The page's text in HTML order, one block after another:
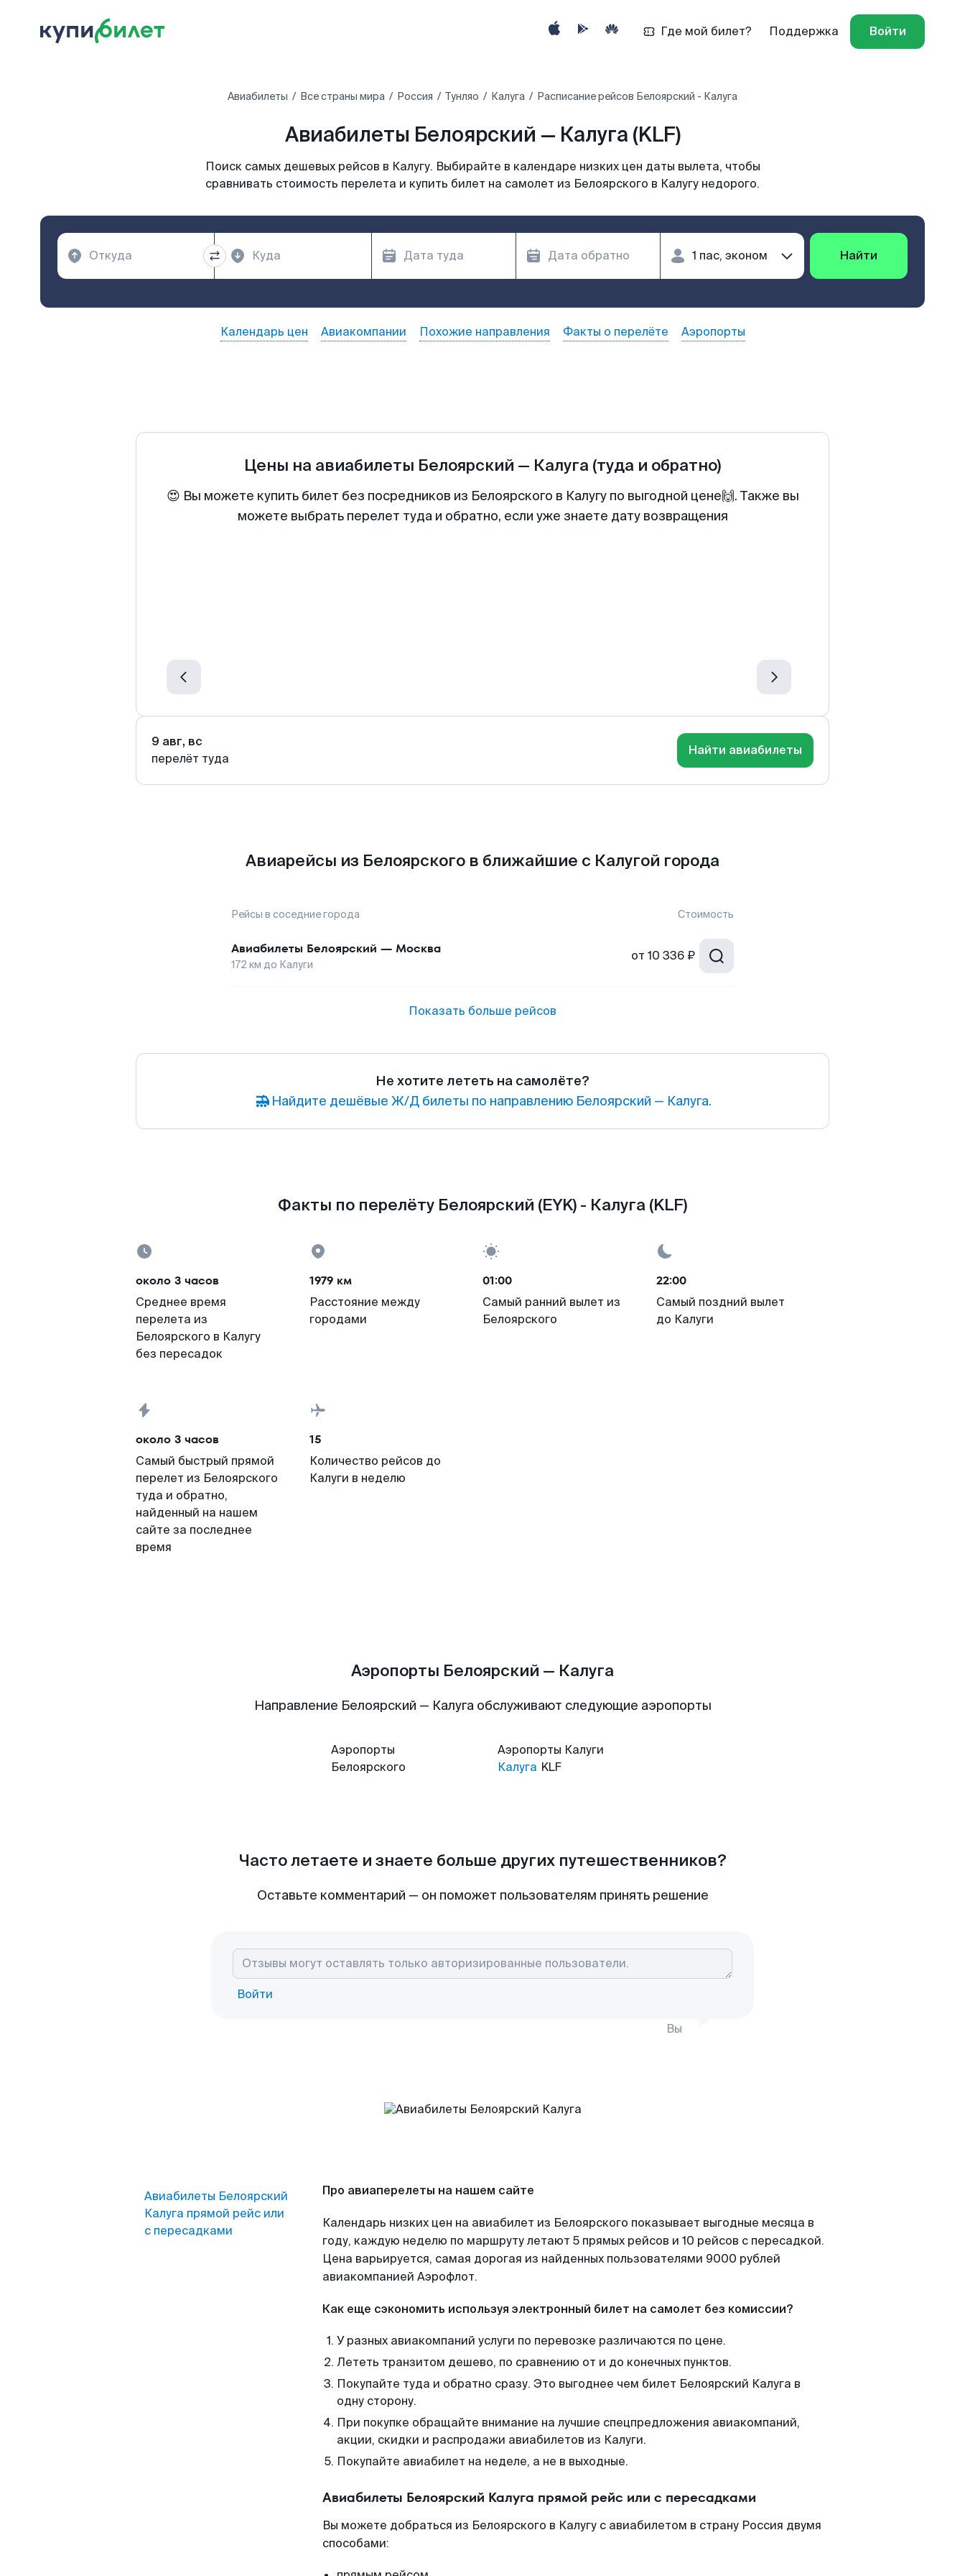
Где мой билет? Поддержка Войти
Авиабилеты Все страны мира Россия Тунляо Калуга Расписание рейсов Белоярский - Калуга
Авиабилеты Белоярский — Калуга (KLF)
Поиск самых дешевых рейсов в Калугу. Выбирайте в календаре низких цен даты вылета, чтобы
сравнивать стоимость перелета и купить билет на самолет из Белоярского в Калугу недорого.
Найти
Календарь цен Авиакомпании Похожие направления Факты о перелёте Аэропорты
Цены на авиабилеты Белоярский — Калуга (туда и обратно)
😍 Вы можете купить билет без посредников из Белоярского в Калугу по выгодной цене🙌. Также вы
можете выбрать перелет туда и обратно, если уже знаете дату возвращения
9 авг, вс
перелёт туда
Найти авиабилеты
Авиарейсы из Белоярского в ближайшие с Калугой города
Рейсы в соседние города Стоимость
Авиабилеты Белоярский — Москва
172 км до Калуги
от 10 336 ₽
Показать больше рейсов
Не хотите лететь на самолёте?
Найдите дешёвые Ж/Д билеты по направлению Белоярский — Калуга.
Факты по перелёту Белоярский (EYK) - Калуга (KLF)
около 3 часов
Среднее время
перелета из
Белоярского в Калугу
без пересадок
1979 км
Расстояние между
городами
01:00
Самый ранний вылет из
Белоярского
22:00
Самый поздний вылет
до Калуги
около 3 часов
Самый быстрый прямой
перелет из Белоярского
туда и обратно,
найденный на нашем
сайте за последнее
время
15
Количество рейсов до
Калуги в неделю
Аэропорты Белоярский — Калуга
Направление Белоярский — Калуга обслуживают следующие аэропорты
Аэропорты
Белоярского
Аэропорты Калуги
Калуга KLF
Часто летаете и знаете больше других путешественников?
Оставьте комментарий — он поможет пользователям принять решение
Войти
Вы
Авиабилеты Белоярский
Калуга прямой рейс или
с пересадками
Про авиаперелеты на нашем сайте
Календарь низких цен на авиабилет из Белоярского показывает выгодные месяца в
году, каждую неделю по маршруту летают 5 прямых рейсов и 10 рейсов с пересадкой.
Цена варьируется, самая дорогая из найденных пользователями 9000 рублей
авиакомпанией Аэрофлот.
Как еще сэкономить используя электронный билет на самолет без комиссии?
У разных авиакомпаний услуги по перевозке различаются по цене.
Лететь транзитом дешево, по сравнению от и до конечных пунктов.
Покупайте туда и обратно сразу. Это выгоднее чем билет Белоярский Калуга в
одну сторону.
При покупке обращайте внимание на лучшие спецпредложения авиакомпаний,
акции, скидки и распродажи авиабилетов из Калуги.
Покупайте авиабилет на неделе, а не в выходные.
Авиабилеты Белоярский Калуга прямой рейс или с пересадками
Вы можете добраться из Белоярского в Калугу с авиабилетом в страну Россия двумя
способами: